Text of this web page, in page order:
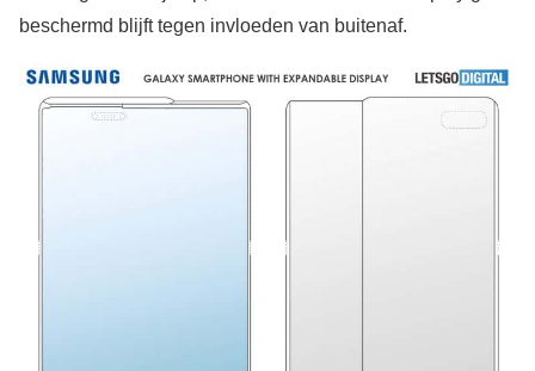
beschermd blijft tegen invloeden van buitenaf.